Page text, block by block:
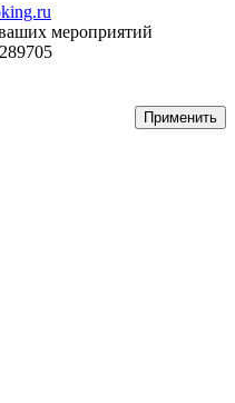
мероприятий
Применить